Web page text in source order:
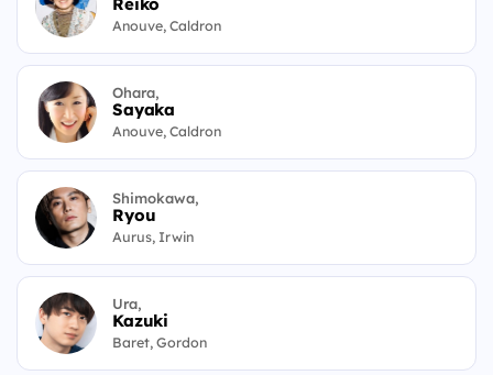
Anouve, Caldron
Ohara,
Sayaka
Anouve, Caldron
Shimokawa,
Ryou
Aurus, Irwin
Ura,
Kazuki
Baret, Gordon